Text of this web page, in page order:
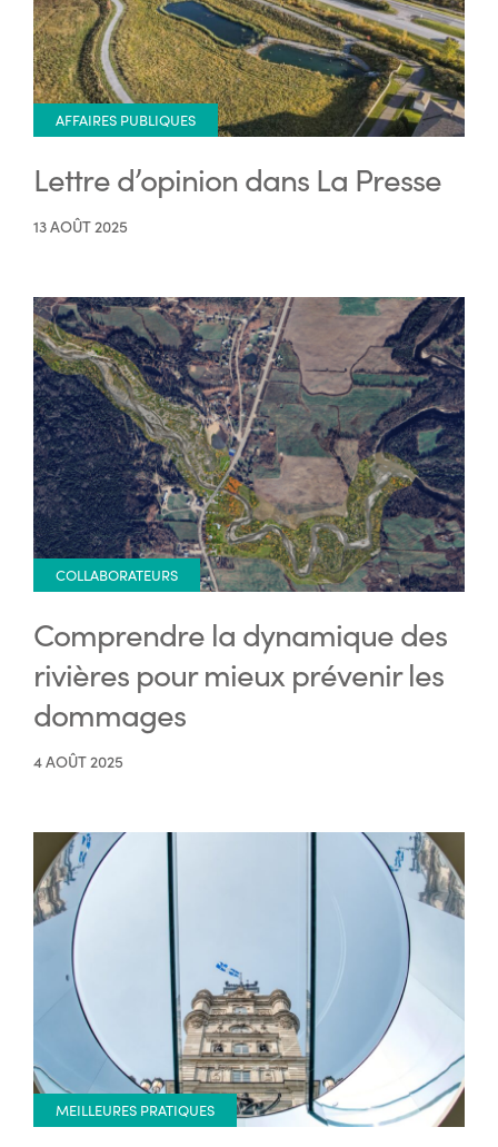
AFFAIRES PUBLIQUES
Lettre d’opinion dans La Presse
13 AOÛT 2025
COLLABORATEURS
Comprendre la dynamique des
rivières pour mieux prévenir les
dommages
4 AOÛT 2025
MEILLEURES PRATIQUES